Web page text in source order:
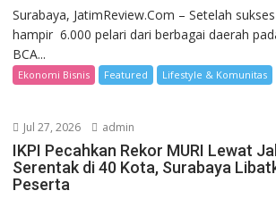
Surabaya, JatimReview.Com – Setelah
hampir 6.000 pelari dari berbagai daerah
BCA...
Ekonomi Bisnis Featured Lifestyle & Komunitas
Jul 27, 2026 admin
IKPI Pecahkan Rekor MURI Lewat
Serentak di 40 Kota, Surabaya
Peserta